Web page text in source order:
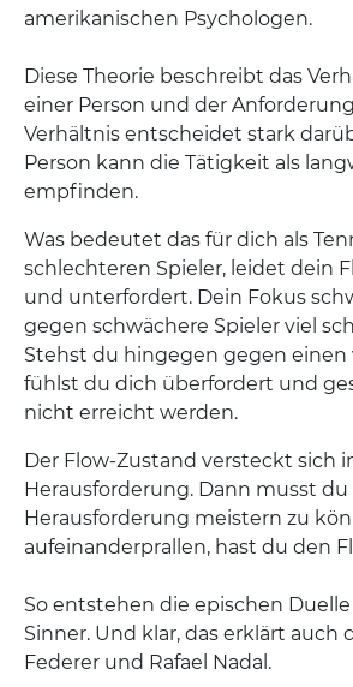
amerikanischen Psychologen.
Diese Theorie beschreibt das
einer Person und der
Verhältnis entscheidet stark
Person kann die Tätigkeit als
empfinden.
Was bedeutet das für dich als
schlechteren Spieler, leidet dein
und unterfordert. Dein Fokus
gegen schwächere Spieler viel
Stehst du hingegen gegen einen
fühlst du dich überfordert und
nicht erreicht werden.
Der Flow-Zustand versteckt sich
Herausforderung. Dann musst
Herausforderung meistern zu
aufeinanderprallen, hast du den
So entstehen die epischen
Sinner. Und klar, das erklärt
Federer und Rafael Nadal.